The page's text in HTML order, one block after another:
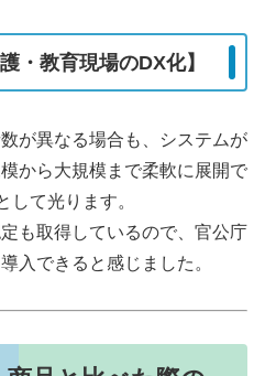
・教育現場のDX化】
が異なる場合も、システムが
から大規模まで柔軟に展開で
して光ります。
も取得しているので、官公庁
入できると感じました。